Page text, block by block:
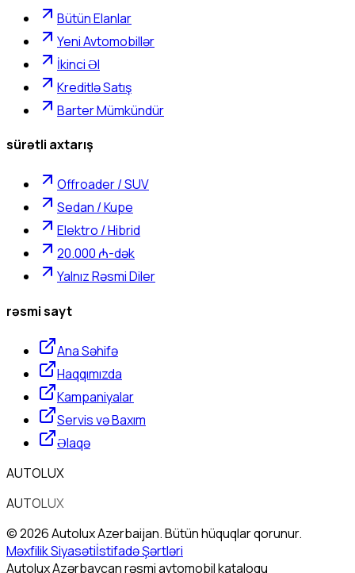
Bütün Elanlar
Yeni Avtomobillər
İkinci Əl
Kreditlə Satış
Barter Mümkündür
sürətli axtarış
Offroader / SUV
Sedan / Kupe
Elektro / Hibrid
20.000 ₼-dək
Yalnız Rəsmi Diler
rəsmi sayt
Ana Səhifə
Haqqımızda
Kampaniyalar
Servis və Baxım
Əlaqə
AUTOLUX
AUTOLUX
© 2026 Autolux Azerbaijan. Bütün hüquqlar qorunur.
Məxfilik Siyasətiİstifadə Şərtləri
Autolux Azərbaycan rəsmi avtomobil kataloqu